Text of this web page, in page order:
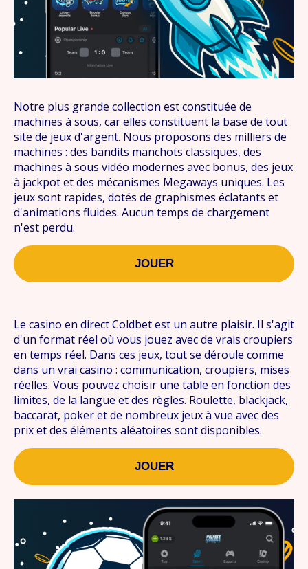
Notre plus grande collection est constituée de
machines à sous, car elles constituent la base de tout
site de jeux d'argent. Nous proposons des milliers de
machines : des bandits manchots classiques, des
machines à sous vidéo modernes avec bonus, des jeux
à jackpot et des mécanismes Megaways uniques. Les
jeux sont rapides, dotés de graphismes éclatants et
d'animations fluides. Aucun temps de chargement
n'est perdu.
JOUER
Le casino en direct Coldbet est un autre plaisir. Il s'agit
d'un format réel où vous jouez avec de vrais croupiers
en temps réel. Dans ces jeux, tout se déroule comme
dans un vrai casino : communication, croupiers, mises
réelles. Vous pouvez choisir une table en fonction des
limites, de la langue et des règles. Roulette, blackjack,
baccarat, poker et de nombreux jeux à vue avec des
prix et des éléments aléatoires sont disponibles.
JOUER